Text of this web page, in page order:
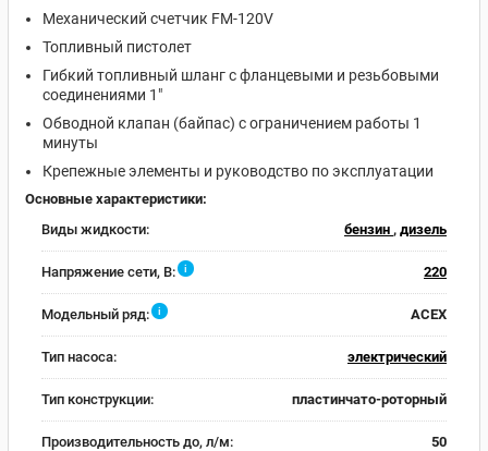
Механический счетчик FM-120V
Топливный пистолет
Гибкий топливный шланг с фланцевыми и резьбовыми
соединениями 1"
Обводной клапан (байпас) с ограничением работы 1
минуты
Крепежные элементы и руководство по эксплуатации
Основные характеристики:
Виды жидкости:
бензин , дизель
Напряжение сети, В: i 220
Модельный ряд: i ACEX
Тип насоса: электрический
Тип конструкции: пластинчато-роторный
Производительность до, л/м: 50